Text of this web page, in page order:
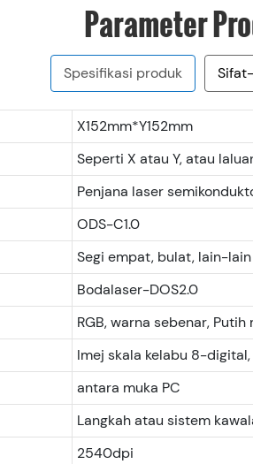
Parameter
Spesifikasi produk
X152mm*Y152mm
Seperti X atau Y, atau
Penjana laser
ODS-C1.0
Segi empat, bulat, lain-lain
Bodalaser-DOS2.0
RGB, warna sebenar,
Imej skala kelabu 8-digital,
antara muka PC
Langkah atau sistem
2540dpi